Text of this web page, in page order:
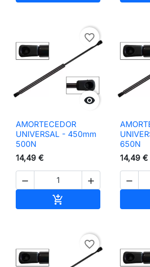

favorite_border
AMORTECEDOR
UNIVERSAL - 450mm
500N
14,49 €
 

650N
14,49 €

favorite_border